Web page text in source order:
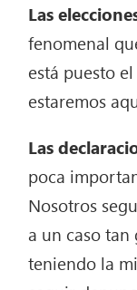
Las
fenomenal
está puesto
estaremos
Las
poca
Nosotros
a un caso tan
teniendo la